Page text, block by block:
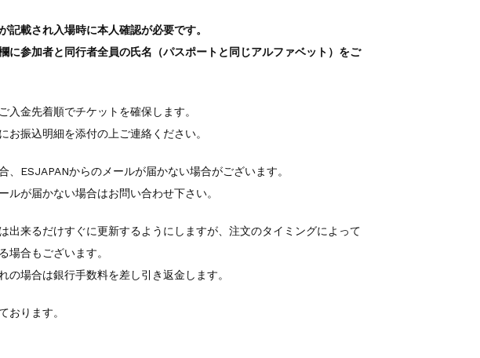
記載され入場時に本人確認が必要です。
に参加者と同行者全員の氏名（パスポートと同じアルファベット）をご
入金先着順でチケットを確保します。
お振込明細を添付の上ご連絡ください。
、ESJAPANからのメールが届かない場合がございます。
ルが届かない場合はお問い合わせ下さい。
出来るだけすぐに更新するようにしますが、注文のタイミングによって
場合もございます。
の場合は銀行手数料を差し引き返金します。
おります。